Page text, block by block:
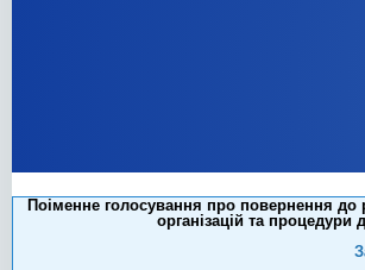
Поіменне голосування про повернення до
організацій та процедури